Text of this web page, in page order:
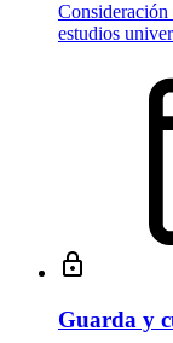
Consideración
estudios
Guarda y